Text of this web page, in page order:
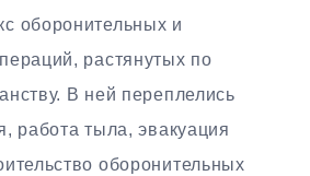
оборонительных и
растянутых по
В ней переплелись
работа тыла, эвакуация
оборонительных